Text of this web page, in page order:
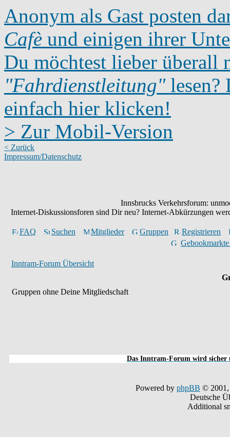
Anonym als Gast posten
Cafè und einigen ihrer
Du möchtest lieber überall
"Fahrdienstleitung"lesen?
einfach hier klicken!
> Zur Mobil-Version
< Zurück
Impressum/Datenschutz
Innsbrucks Verkehrsforum:
Internet-Diskussionsforen sind Dir neu? Internet-Abkürzungen
FAQ Suchen Mitglieder Gruppen
Registrieren
Inntram-Forum Übersicht
Gruppen ohne Deine Mitgliedschaft
Das Inntram-Forum wird sicher
Powered by phpBB © 2001,
Deutsche
Additional